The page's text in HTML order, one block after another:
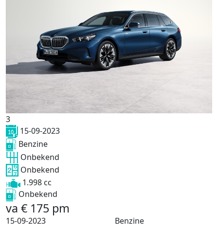
3
15-09-2023
Benzine
Onbekend
Onbekend
1.998 cc
Onbekend
va € 175 pm
15-09-2023
Benzine